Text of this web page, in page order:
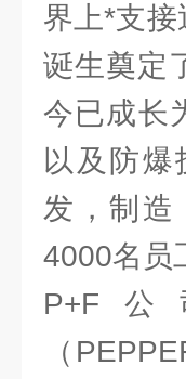
界上*支
诞生奠定
今已成长
以及防
发，制造
4000名员
P+F
（